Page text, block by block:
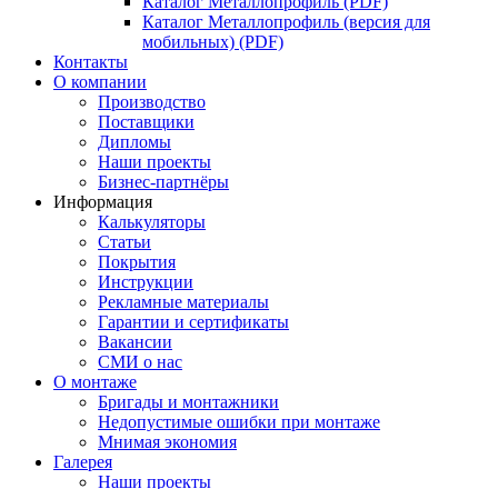
Каталог Металлопрофиль (версия для
мобильных) (PDF)
Контакты
О компании
Производство
Поставщики
Дипломы
Наши проекты
Бизнес-партнёры
Информация
Калькуляторы
Статьи
Покрытия
Инструкции
Рекламные материалы
Гарантии и сертификаты
Вакансии
СМИ о нас
О монтаже
Бригады и монтажники
Недопустимые ошибки при монтаже
Мнимая экономия
Галерея
Наши проекты